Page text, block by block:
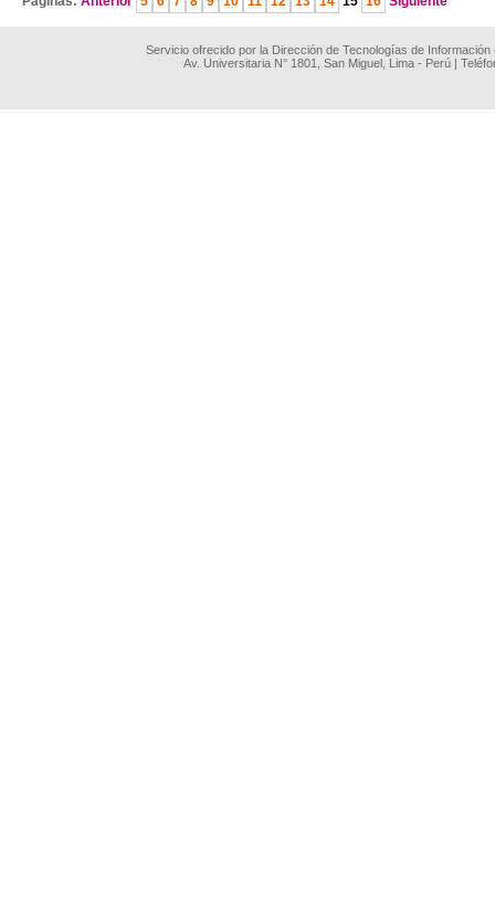
Servicio ofrecido por la Dirección de Tecnologías de
Av. Universitaria N° 1801, San Miguel, Lima - Perú |